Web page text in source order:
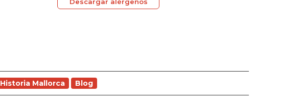
Historia Mallorca Blog